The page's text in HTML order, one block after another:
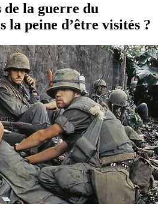
de la guerre du
la peine d’être visités ?